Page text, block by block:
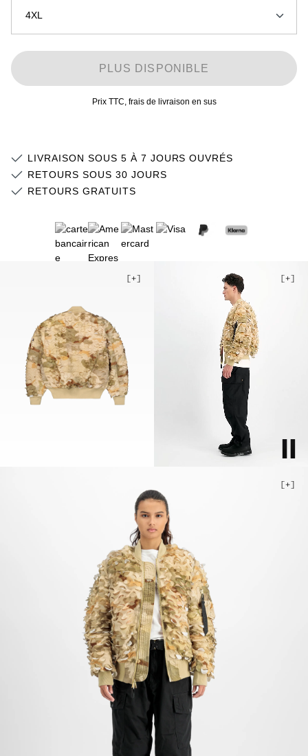
4XL
S Stock faible
XL
Stock faible
PLUS DISPONIBLE
Prix TTC, frais de livraison en sus
LIVRAISON SOUS 5 À 7 JOURS OUVRÉS
RETOURS SOUS 30 JOURS
RETOURS GRATUITS